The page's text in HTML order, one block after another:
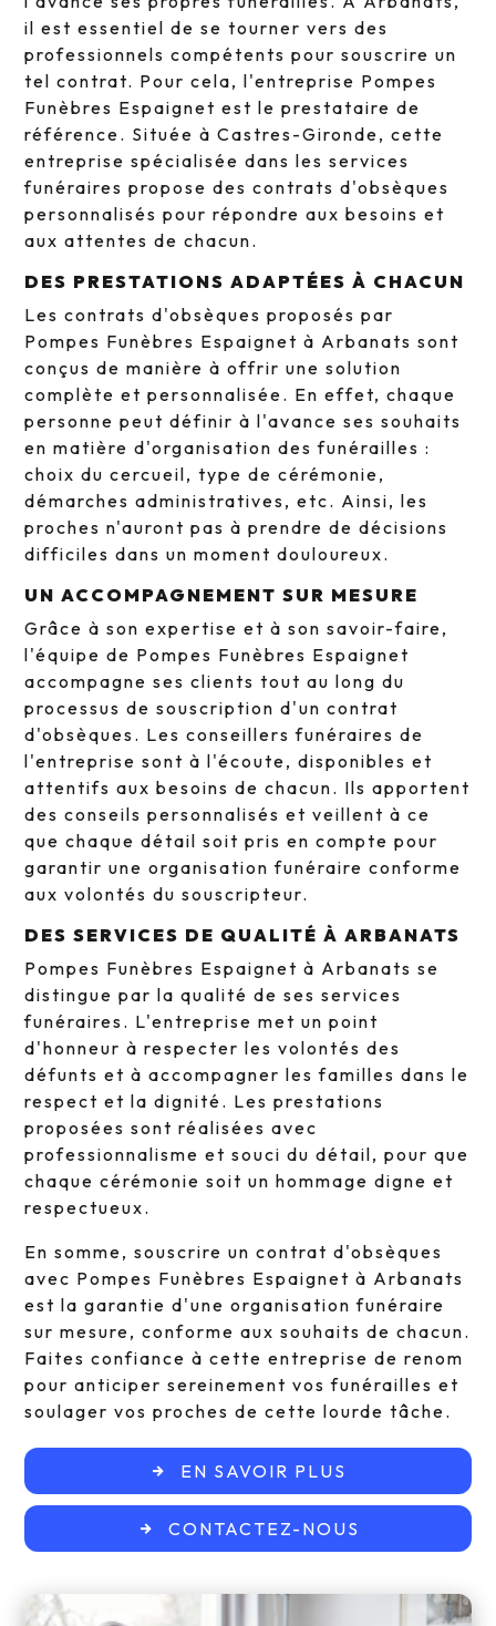
il est essentiel de se tourner vers des
professionnels compétents pour souscrire un
tel contrat. Pour cela, l'entreprise Pompes
Funèbres Espaignet est le prestataire de
référence. Située à Castres-Gironde, cette
entreprise spécialisée dans les services
funéraires propose des contrats d'obsèques
personnalisés pour répondre aux besoins et
aux attentes de chacun.
DES PRESTATIONS ADAPTÉES À CHACUN
Les contrats d'obsèques proposés par
Pompes Funèbres Espaignet à Arbanats sont
conçus de manière à offrir une solution
complète et personnalisée. En effet, chaque
personne peut définir à l'avance ses souhaits
en matière d'organisation des funérailles :
choix du cercueil, type de cérémonie,
démarches administratives, etc. Ainsi, les
proches n'auront pas à prendre de décisions
difficiles dans un moment douloureux.
UN ACCOMPAGNEMENT SUR MESURE
Grâce à son expertise et à son savoir-faire,
l'équipe de Pompes Funèbres Espaignet
accompagne ses clients tout au long du
processus de souscription d'un contrat
d'obsèques. Les conseillers funéraires de
l'entreprise sont à l'écoute, disponibles et
attentifs aux besoins de chacun. Ils apportent
des conseils personnalisés et veillent à ce
que chaque détail soit pris en compte pour
garantir une organisation funéraire conforme
aux volontés du souscripteur.
DES SERVICES DE QUALITÉ À ARBANATS
Pompes Funèbres Espaignet à Arbanats se
distingue par la qualité de ses services
funéraires. L'entreprise met un point
d'honneur à respecter les volontés des
défunts et à accompagner les familles dans le
respect et la dignité. Les prestations
proposées sont réalisées avec
professionnalisme et souci du détail, pour que
chaque cérémonie soit un hommage digne et
respectueux.
En somme, souscrire un contrat d'obsèques
avec Pompes Funèbres Espaignet à Arbanats
est la garantie d'une organisation funéraire
sur mesure, conforme aux souhaits de chacun.
Faites confiance à cette entreprise de renom
pour anticiper sereinement vos funérailles et
soulager vos proches de cette lourde tâche.
EN SAVOIR PLUS
CONTACTEZ-NOUS